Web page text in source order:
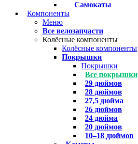
Самокаты
Компоненты
Меню
Все велозапчасти
Колёсные компоненты
Колёсные компоненты
Покрышки
Покрышки
Все покрышки
29 дюймов
28 дюймов
27,5 дюйма
26 дюймов
24 дюйма
20 дюймов
10–18 дюймов